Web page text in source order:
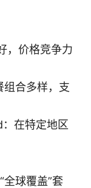
，价格竞争力
组合多样，支
在特定地区
全球覆盖”套